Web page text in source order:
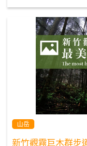
山岳
新竹觀霧巨木群步